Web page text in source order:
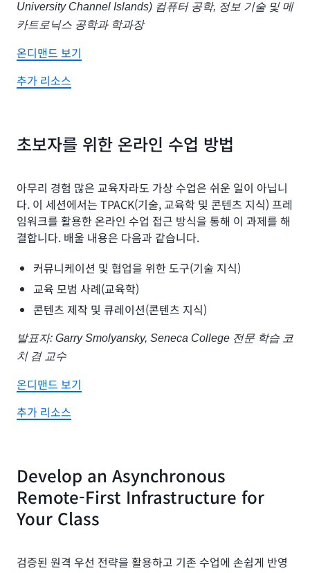
University Channel Islands) 컴퓨터 공학, 정보 기술 및 메
카트로닉스 공학과 학과장
온디맨드 보기
추가 리소스
초보자를 위한 온라인 수업 방법
아무리 경험 많은 교육자라도 가상 수업은 쉬운 일이 아닙니
다. 이 세션에서는 TPACK(기술, 교육학 및 콘텐츠 지식) 프레
임워크를 활용한 온라인 수업 접근 방식을 통해 이 과제를 해
결합니다. 배울 내용은 다음과 같습니다.
커뮤니케이션 및 협업을 위한 도구(기술 지식)
교육 모범 사례(교육학)
콘텐츠 제작 및 큐레이션(콘텐츠 지식)
발표자: Garry Smolyansky, Seneca College 전문 학습 코
치 겸 교수
온디맨드 보기
추가 리소스
Develop an Asynchronous
Remote-First Infrastructure for
Your Class
검증된 원격 우선 전략을 활용하고 기존 수업에 손쉽게 반영